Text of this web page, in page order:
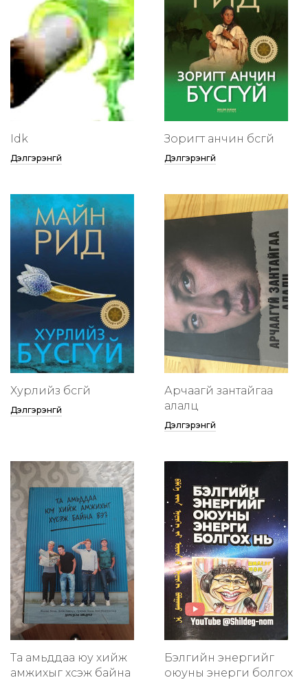
Idk
Дэлгэрэнгүй
Зоригт анчин бүсгүй
Дэлгэрэнгүй
Хурлийз бүсгүй
Дэлгэрэнгүй
Арчаагүй зантайгаа
алалц
Дэлгэрэнгүй
Та амьддаа юу хийж
амжихыг хүсэж байна
Бэлгийн энергийг
оюуны энерги болгох